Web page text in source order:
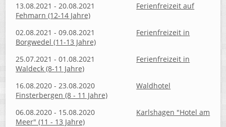
13.08.2021 - 20.08.2021
Ferienfreizeit auf
Fehmarn (12-14 Jahre)
02.08.2021 - 09.08.2021
Ferienfreizeit in
Borgwedel (11-13 Jahre)
25.07.2021 - 01.08.2021
Ferienfreizeit in
Waldeck (8-11 Jahre)
16.08.2020 - 23.08.2020
Waldhotel
Finsterbergen (8 - 11 Jahre)
06.08.2020 - 15.08.2020
Karlshagen "Hotel am
Meer" (11 - 13 Jahre)